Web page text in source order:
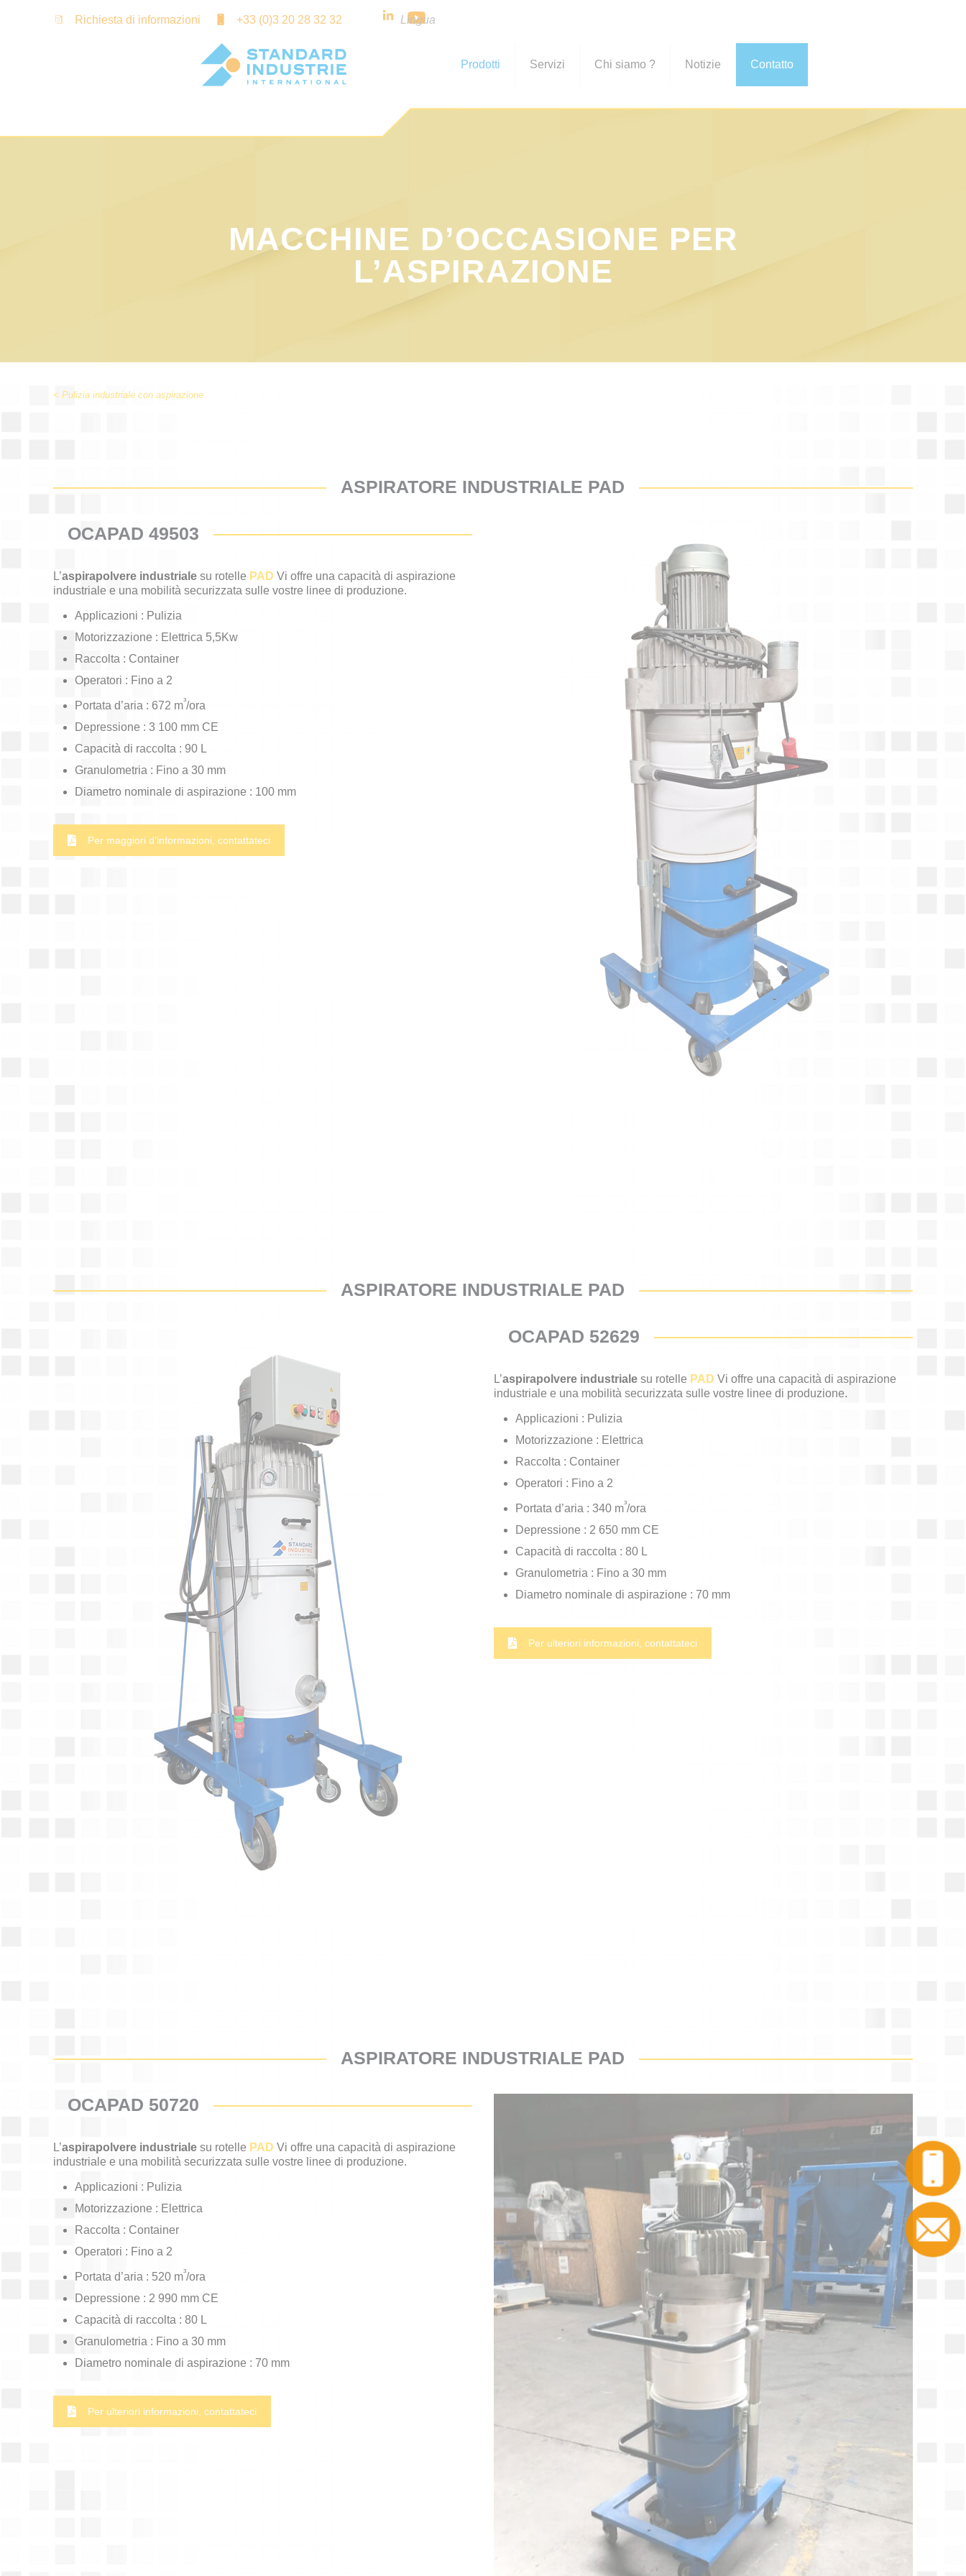
+33 (0)3 20 28 32 32
Richiesta di informazioni
Prodotti Servizi Chi siamo ? Notizie Contatto
Lingua
MACCHINE D’OCCASIONE PER
L’ASPIRAZIONE
< Pulizia industriale con aspirazione
ASPIRATORE INDUSTRIALE PAD
OCAPAD 49503
L’aspirapolvere industriale su rotelle PAD Vi offre una capacità di aspirazione
industriale e una mobilità securizzata sulle vostre linee di produzione.
Applicazioni : Pulizia
Motorizzazione : Elettrica 5,5Kw
Raccolta : Container
Operatori : Fino a 2
Portata d’aria : 672 m³/ora
Depressione : 3 100 mm CE
Capacità di raccolta : 90 L
Granulometria : Fino a 30 mm
Diametro nominale di aspirazione : 100 mm
Per maggiori d’informazioni, contattateci
ASPIRATORE INDUSTRIALE PAD
OCAPAD 52629
L’aspirapolvere industrialesu rotelle PAD Vi offre una capacità di aspirazione
industriale e una mobilità securizzata sulle vostre linee di produzione.
Applicazioni : Pulizia
Motorizzazione : Elettrica
Raccolta : Container
Operatori : Fino a 2
Portata d’aria : 340 m³/ora
Depressione : 2 650 mm CE
Capacità di raccolta : 80 L
Granulometria : Fino a 30 mm
Diametro nominale di aspirazione : 70 mm
Per ulteriori informazioni, contattateci
ASPIRATORE INDUSTRIALE PAD
OCAPAD 50720
L’aspirapolvere industriale su rotelle PAD Vi offre una capacità di aspirazione
industriale e una mobilità securizzata sulle vostre linee di produzione.
Applicazioni : Pulizia
Motorizzazione : Elettrica
Raccolta : Container
Operatori : Fino a 2
Portata d’aria : 520 m³/ora
Depressione : 2 990 mm CE
Capacità di raccolta : 80 L
Granulometria : Fino a 30 mm
Diametro nominale di aspirazione : 70 mm
Per ulteriori informazioni, contattateci